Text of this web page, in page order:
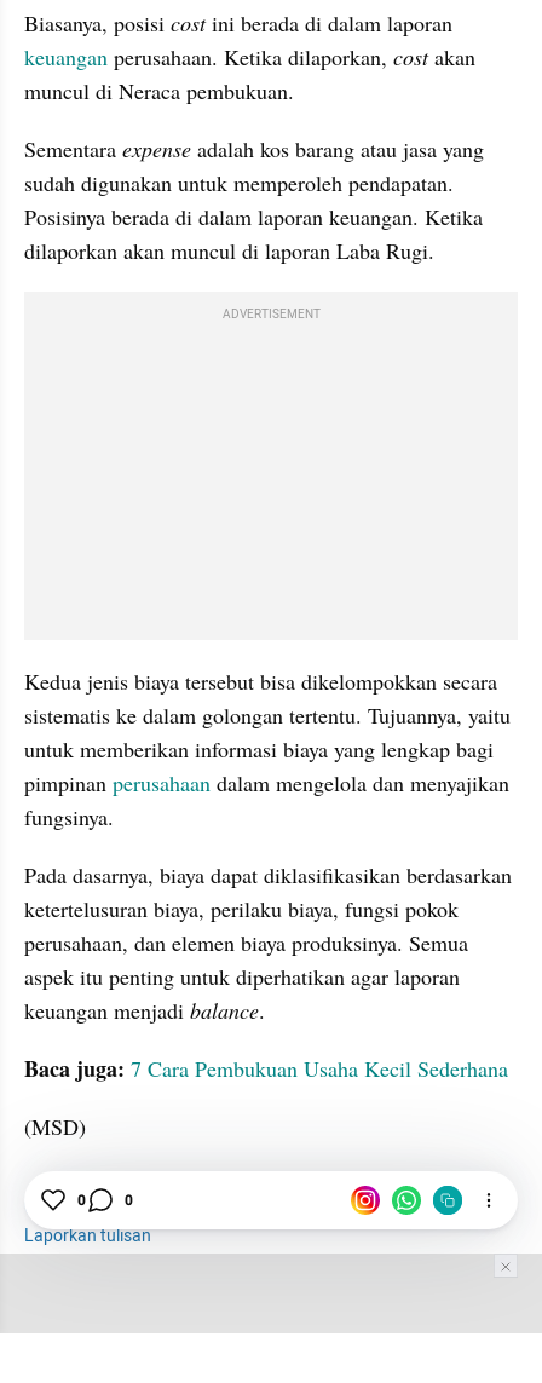
Biasanya, posisi cost
keuangan perusahaan. Ketika dilaporkan, cost akan
muncul di Neraca pembukuan.
Sementara expense adalah kos barang atau jasa yang
sudah digunakan untuk memperoleh pendapatan.
Posisinya berada di dalam laporan keuangan. Ketika
dilaporkan akan muncul di laporan Laba Rugi.
ADVERTISEMENT
Kedua jenis biaya tersebut bisa dikelompokkan secara
sistematis ke dalam golongan tertentu. Tujuannya, yaitu
untuk memberikan informasi biaya yang lengkap bagi
pimpinan perusahaan dalam mengelola dan menyajikan
fungsinya.
Pada dasarnya, biaya dapat diklasifikasikan berdasarkan
ketertelusuran biaya, perilaku biaya, fungsi pokok
perusahaan, dan elemen biaya produksinya. Semua
aspek itu penting untuk diperhatikan agar laporan
keuangan menjadi balance.
Baca juga: 7 Cara Pembukuan Usaha Kecil Sederhana
(MSD)
akuntansi Keuangan
Indepth
Laporkan tulisan
0 0